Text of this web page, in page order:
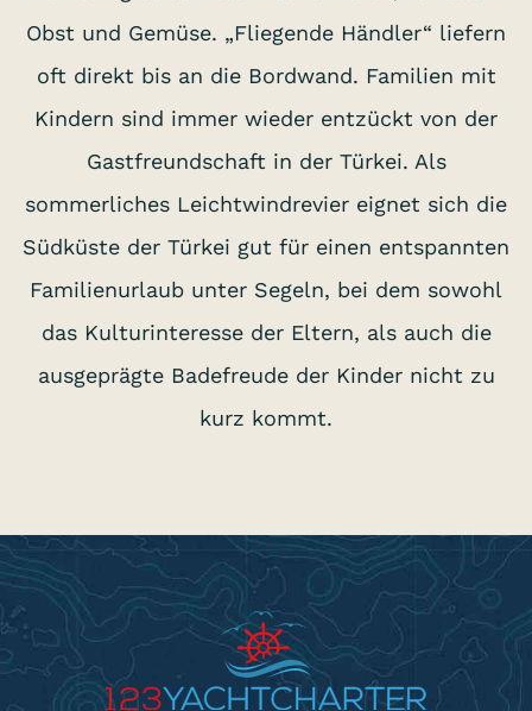
Obst und Gemüse. „Fliegende Händler“ liefern
oft direkt bis an die Bordwand. Familien mit
Kindern sind immer wieder entzückt von der
Gastfreundschaft in der Türkei. Als
sommerliches Leichtwindrevier eignet sich die
Südküste der Türkei gut für einen entspannten
Familienurlaub unter Segeln, bei dem sowohl
das Kulturinteresse der Eltern, als auch die
ausgeprägte Badefreude der Kinder nicht zu
kurz kommt.